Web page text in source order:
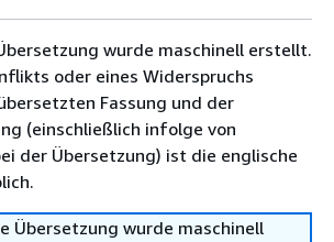
wurde maschinell erstellt.
oder eines Widerspruchs
Fassung und der
(einschließlich infolge von
der Übersetzung) ist die englische
Übersetzung wurde maschinell